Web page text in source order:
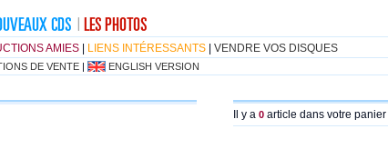
AMIES LIENS INTÉRESSANTS VENDRE VOS DISQUES
DE VENTE | ENGLISH VERSION
Il y a 0 article dans votre panier